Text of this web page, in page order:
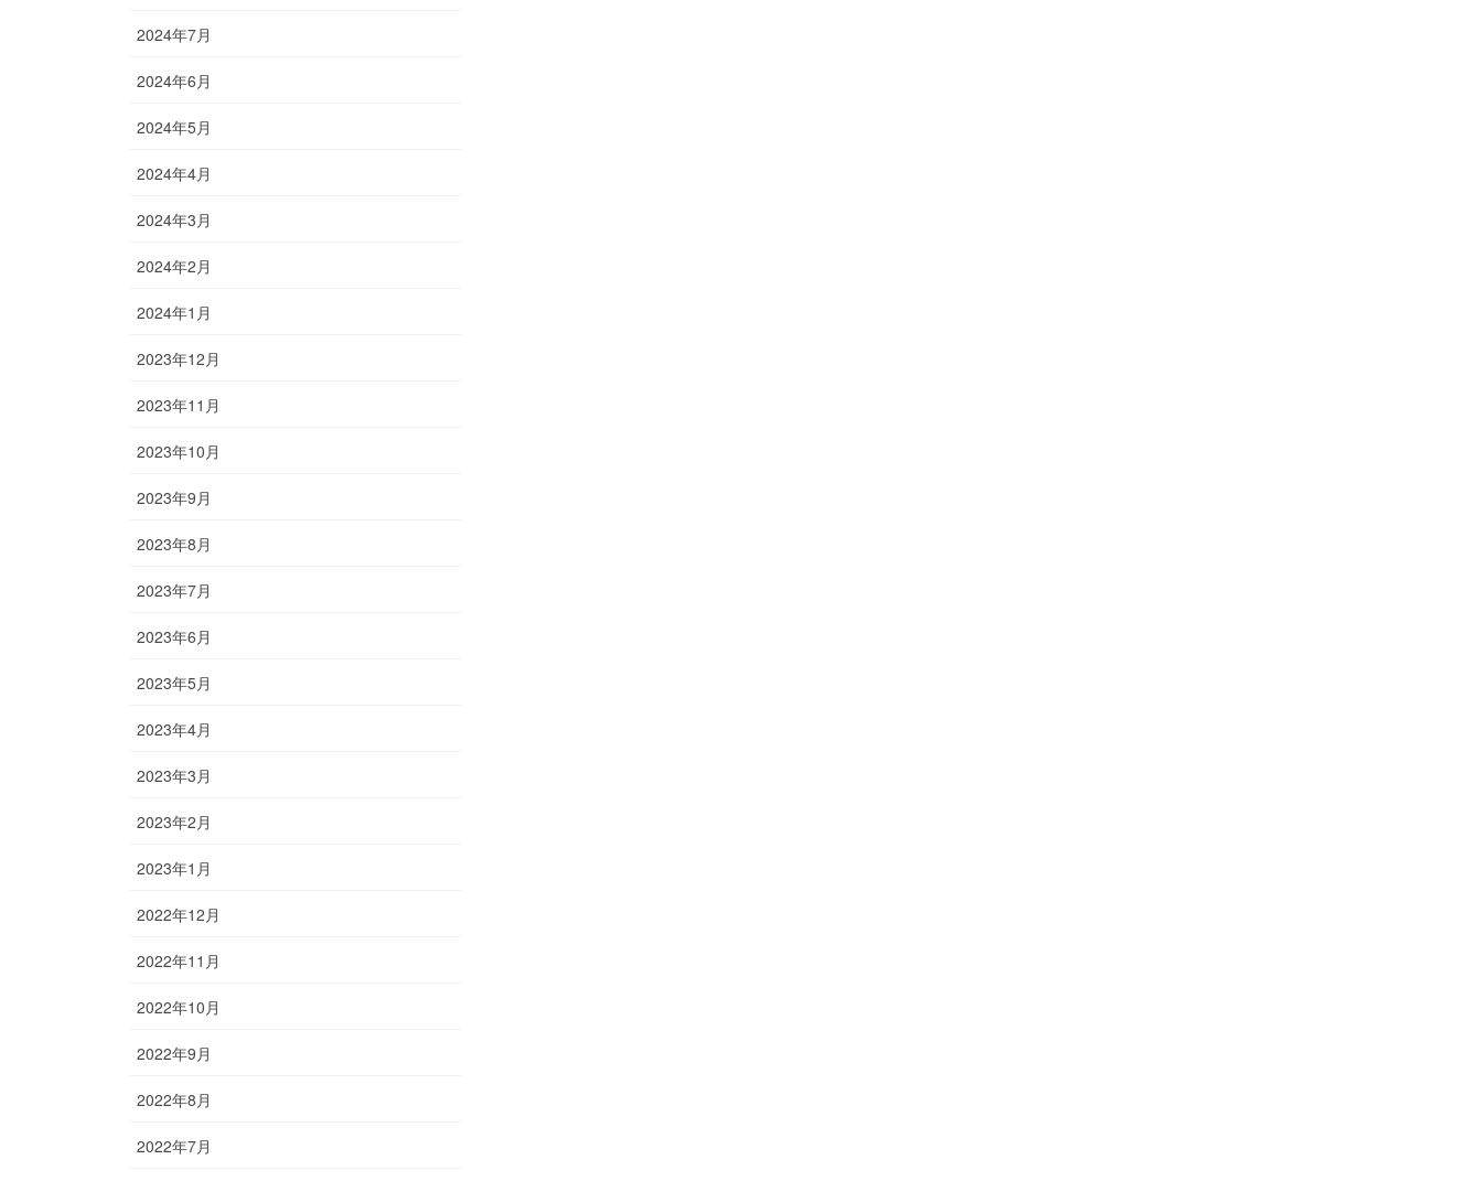
2024年7月
2024年6月
2024年5月
2024年4月
2024年3月
2024年2月
2024年1月
2023年12月
2023年11月
2023年10月
2023年9月
2023年8月
2023年7月
2023年6月
2023年5月
2023年4月
2023年3月
2023年2月
2023年1月
2022年12月
2022年11月
2022年10月
2022年9月
2022年8月
2022年7月